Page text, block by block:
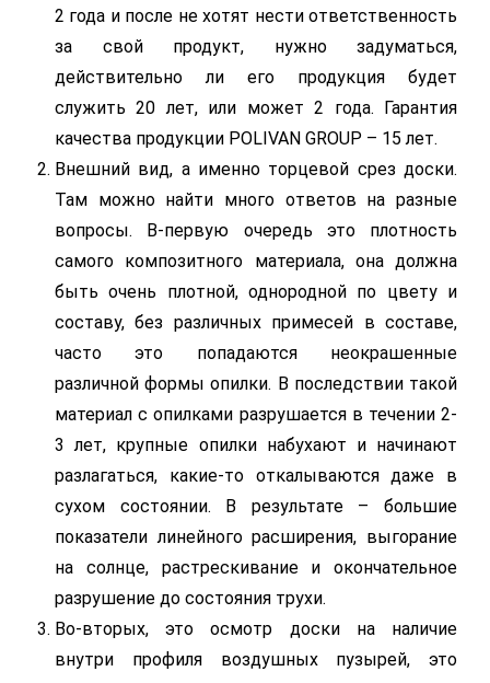
2 года и после не хотят нести ответственность
за свой продукт, нужно задуматься,
действительно ли его продукция будет
служить 20 лет, или может 2 года. Гарантия
качества продукции POLIVAN GROUP – 15 лет.
Внешний вид, а именно торцевой срез доски.
Там можно найти много ответов на разные
вопросы. В-первую очередь это плотность
самого композитного материала, она должна
быть очень плотной, однородной по цвету и
составу, без различных примесей в составе,
часто это попадаются неокрашенные
различной формы опилки. В последствии такой
материал с опилками разрушается в течении 2-
3 лет, крупные опилки набухают и начинают
разлагаться, какие-то откалываются даже в
сухом состоянии. В результате – большие
показатели линейного расширения, выгорание
на солнце, растрескивание и окончательное
разрушение до состояния трухи.
Во-вторых, это осмотр доски на наличие
внутри профиля воздушных пузырей, это